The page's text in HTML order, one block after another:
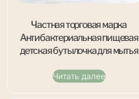
Частная торговая марка
Антибактериальная пищевая
детская бутылочка для мытья
Читать далее